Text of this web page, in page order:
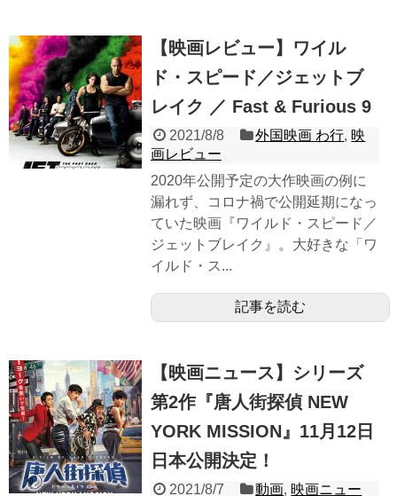
【映画レビュー】ワイル
ド・スピード／ジェットブ
レイク ／ Fast & Furious 9
2021/8/8 外国映画 わ行, 映
画レビュー
2020年公開予定の大作映画の例に
漏れず、コロナ禍で公開延期になっ
ていた映画『ワイルド・スピード／
ジェットブレイク』。大好きな「ワ
イルド・ス...
記事を読む
【映画ニュース】シリーズ
第2作『唐人街探偵 NEW
YORK MISSION』11月12日
日本公開決定！
2021/8/7 動画, 映画ニュー